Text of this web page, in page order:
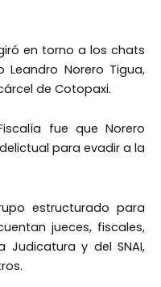
en torno a los chats
Norero Tigua,
de Cotopaxi.
fue que Norero
para evadir a la
estructurado para
jueces, fiscales,
Judicatura y del SNAI,